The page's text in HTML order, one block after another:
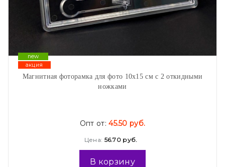
new
акция
Магнитная фоторамка для фото 10х15 см с 2 откидными
ножками
Опт от:45.50 руб.
Цена: 56.70 руб.
В корзину